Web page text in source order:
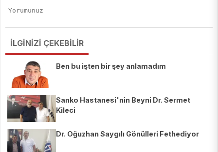
İLGİNİZİ ÇEKEBİLİR
Ben bu işten bir şey anlamadım
Sanko Hastanesi'nin Beyni Dr. Sermet
Kileci
Dr. Oğuzhan Saygılı Gönülleri Fethediyor